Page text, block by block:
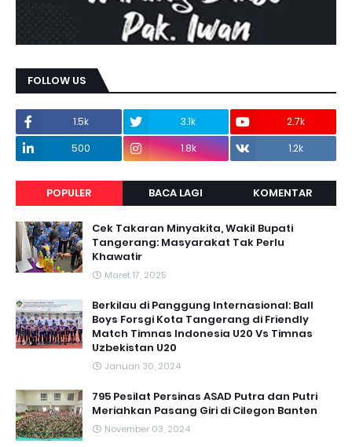
FOLLOW US
1.5k 3.1k
2.7k
500
1.8k 1.2k
POPULER BACA LAGI KOMENTAR
Cek Takaran Minyakita, Wakil Bupati
Tangerang: Masyarakat Tak Perlu
Khawatir
Maret 17, 2025
Berkilau di Panggung Internasional: Ball
Boys Forsgi Kota Tangerang di Friendly
Match Timnas Indonesia U20 Vs Timnas
Uzbekistan U20
Januari 30, 2024
795 Pesilat Persinas ASAD Putra dan Putri
Meriahkan Pasang Giri di Cilegon Banten
November 03, 2024